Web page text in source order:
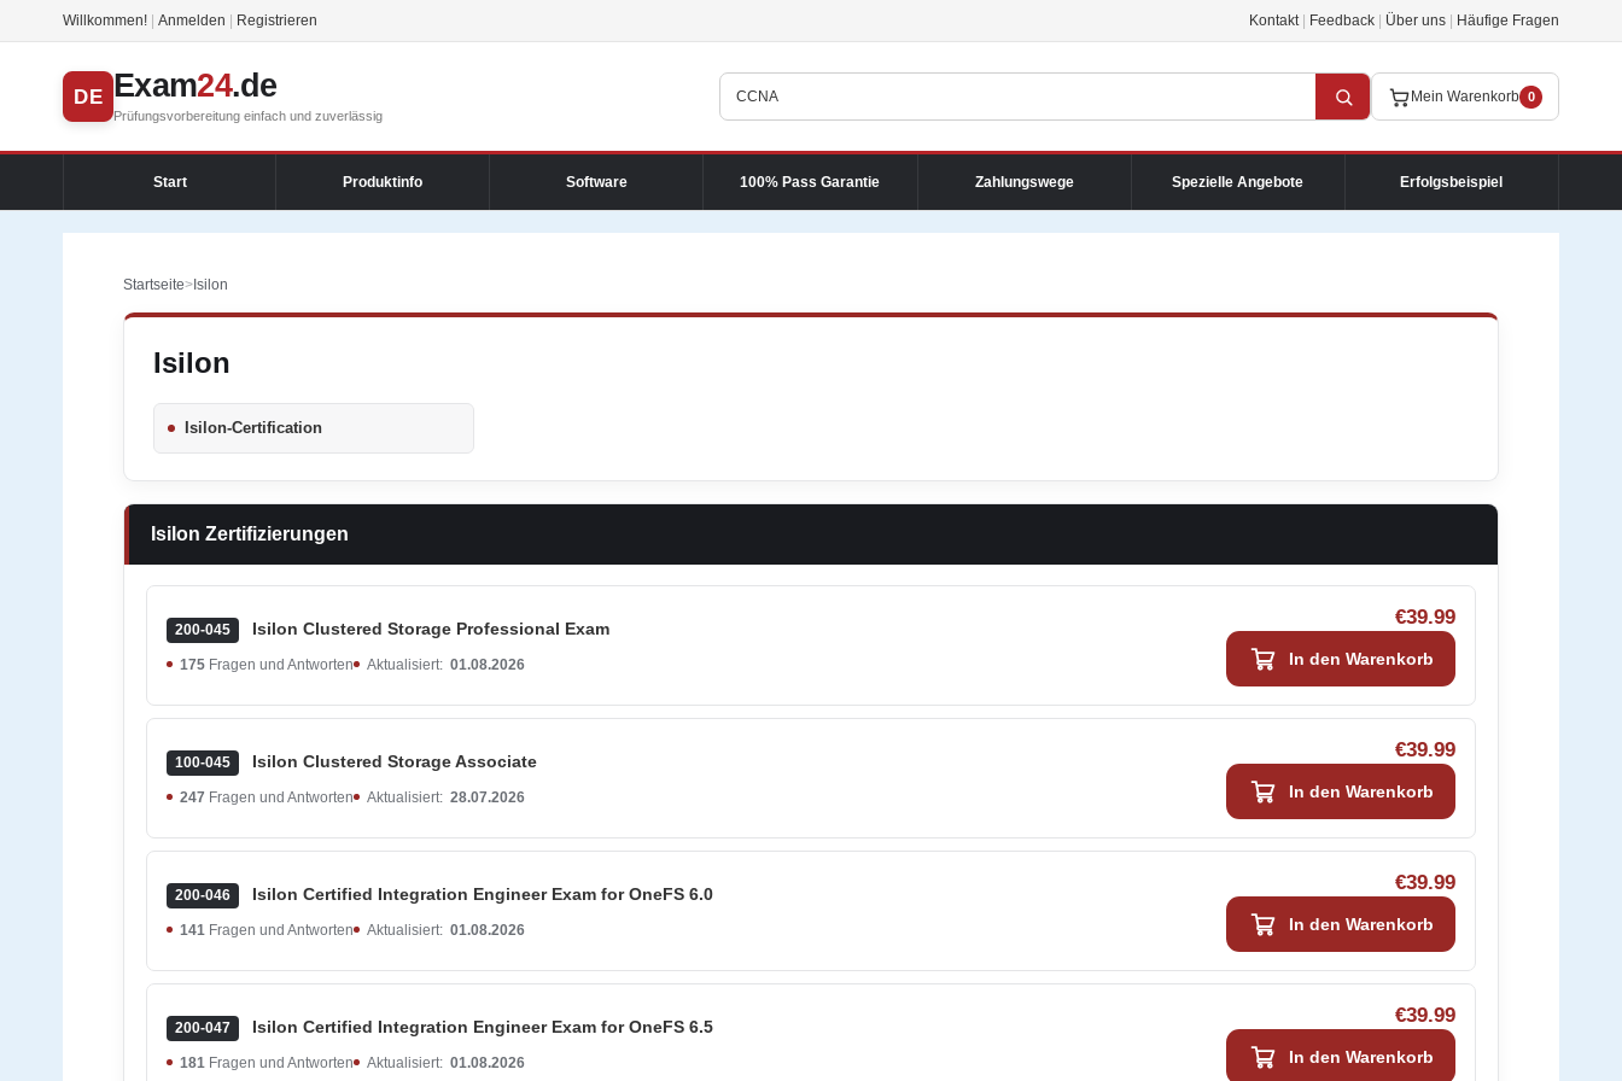
Willkommen! Anmelden Registrieren Kontakt Feedback Über uns Häufige Fragen
DE Exam24.de
Prüfungsvorbereitung einfach und zuverlässig
Mein Warenkorb 0
Start Produktinfo Software 100% Pass Garantie Zahlungswege Spezielle Angebote Erfolgsbeispiel
Startseite> Isilon
Isilon
Isilon-Certification
Isilon Zertifizierungen
200-045 Isilon Clustered Storage Professional Exam
175 Fragen und Antworten Aktualisiert: 01.08.2026
€39.99
In den Warenkorb
100-045 Isilon Clustered Storage Associate
247 Fragen und Antworten Aktualisiert: 28.07.2026
€39.99
In den Warenkorb
200-046 Isilon Certified Integration Engineer Exam for OneFS 6.0
141 Fragen und Antworten Aktualisiert: 01.08.2026
€39.99
In den Warenkorb
200-047 Isilon Certified Integration Engineer Exam for OneFS 6.5
181 Fragen und Antworten Aktualisiert: 01.08.2026
€39.99
In den Warenkorb